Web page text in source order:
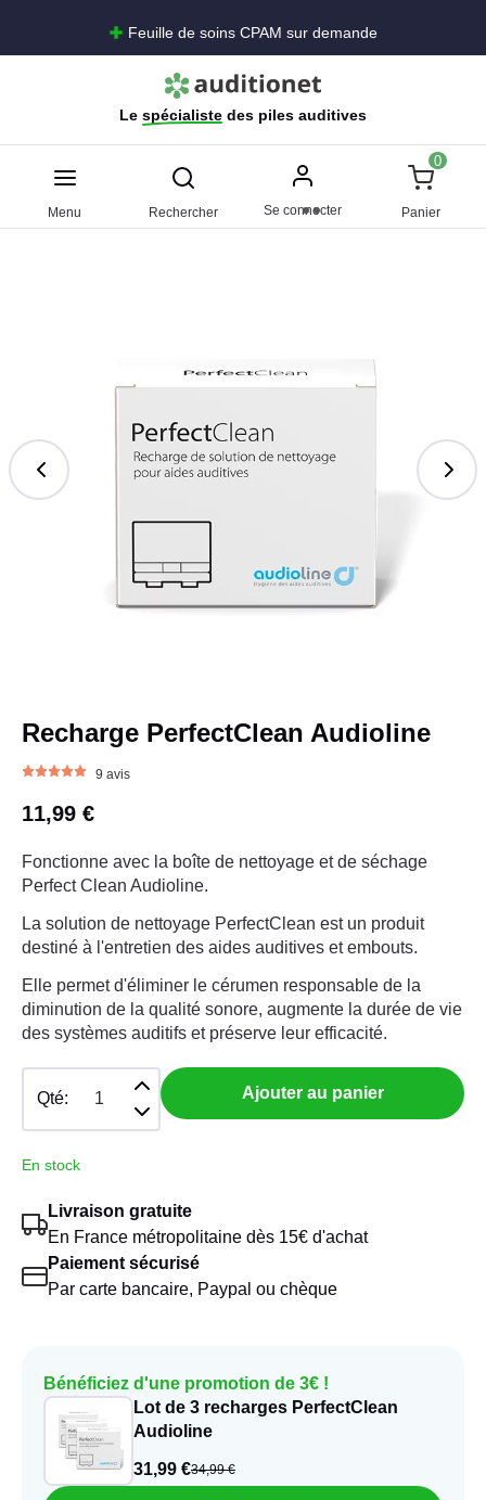
Feuille de soins CPAM sur demande
Le spécialiste des piles auditives
Menu Rechercher Se connecter
0
Panier
Recharge PerfectClean Audioline
9 avis
11,99 €
Fonctionne avec la boîte de nettoyage et de séchage
Perfect Clean Audioline.
La solution de nettoyage PerfectClean est un produit
destiné à l'entretien des aides auditives et embouts.
Elle permet d'éliminer le cérumen responsable de la
diminution de la qualité sonore, augmente la durée de vie
des systèmes auditifs et préserve leur efficacité.
Qté: Ajouter au panier
En stock
Livraison gratuite
En France métropolitaine dès 15€ d'achat
Paiement sécurisé
Par carte bancaire, Paypal ou chèque
Bénéficiez d'une promotion de 3€ !
Lot de 3 recharges PerfectClean
Audioline
31,99 €34,99 €